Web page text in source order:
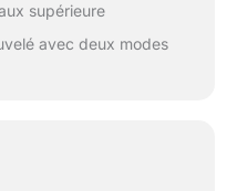
supérieure
avec deux modes